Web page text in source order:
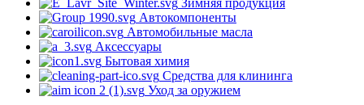
Зимняя продукция
Автокомпоненты
Автомобильные масла
Аксессуары
Бытовая химия
Средства для клининга
Уход за оружием